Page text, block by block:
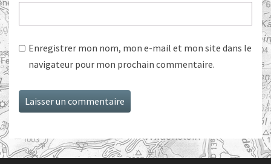
Enregistrer mon nom, mon e-mail et mon site dans le
navigateur pour mon prochain commentaire.